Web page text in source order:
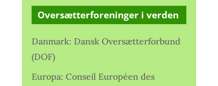
Oversætterforeninger i verden
Danmark: Dansk Oversætterforbund
(DOF)
Europa: Conseil Européen des